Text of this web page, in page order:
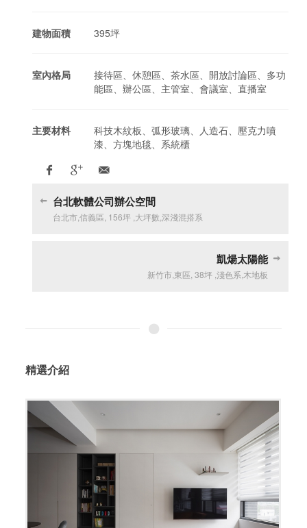
建物面積 395坪
室內格局
接待區、休憩區、茶水區、開放討論區、多功
能區、辦公區、主管室、會議室、直播室
主要材料
科技木紋板、弧形玻璃、人造石、壓克力噴
漆、方塊地毯、系統櫃
台北軟體公司辦公空間
台北市,信義區 156坪 大坪數 ,深淺混搭系
凱煬太陽能
新竹市, 東區 38坪, 淺色系 木地板
精選介紹